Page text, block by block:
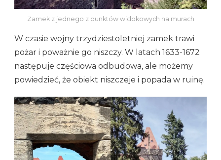
Zamek z jednego z punktów widokowych na murach
W czasie wojny trzydziestoletniej zamek trawi
pożar i poważnie go niszczy. W latach 1633-1672
następuje częściowa odbudowa, ale możemy
powiedzieć, że obiekt niszczeje i popada w ruinę.